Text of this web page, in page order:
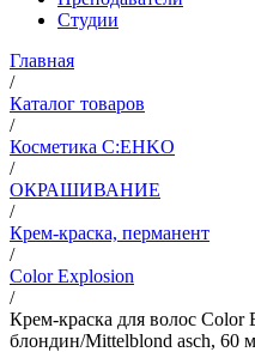
Студии
Главная
/
Каталог товаров
/
Косметика C:EHKO
/
ОКРАШИВАНИЕ
/
Крем-краска, перманент
/
Color Explosion
/
Крем-краска для волос
блондин/Mittelblond asch, 60